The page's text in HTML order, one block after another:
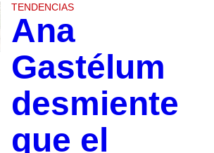
TENDENCIAS
Ana
Gastélum
desmiente
que el